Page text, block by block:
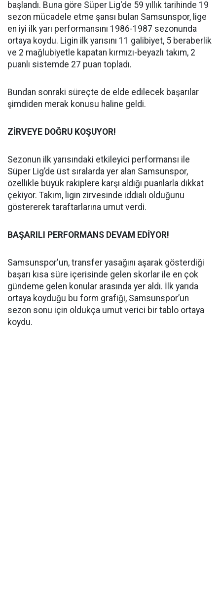
başlandı. Buna göre Süper Lig'de 59 yıllık tarihinde 19
sezon mücadele etme şansı bulan Samsunspor, lige
en iyi ilk yarı performansını 1986-1987 sezonunda
ortaya koydu. Ligin ilk yarısını 11 galibiyet, 5 beraberlik
ve 2 mağlubiyetle kapatan kırmızı-beyazlı takım, 2
puanlı sistemde 27 puan topladı.
Bundan sonraki süreçte de elde edilecek başarılar
şimdiden merak konusu haline geldi.
ZİRVEYE DOĞRU KOŞUYOR!
Sezonun ilk yarısındaki etkileyici performansı ile
Süper Lig’de üst sıralarda yer alan Samsunspor,
özellikle büyük rakiplere karşı aldığı puanlarla dikkat
çekiyor. Takım, ligin zirvesinde iddialı olduğunu
göstererek taraftarlarına umut verdi.
BAŞARILI PERFORMANS DEVAM EDİYOR!
Samsunspor'un, transfer yasağını aşarak gösterdiği
başarı kısa süre içerisinde gelen skorlar ile en çok
gündeme gelen konular arasında yer aldı. İlk yarıda
ortaya koyduğu bu form grafiği, Samsunspor’un
sezon sonu için oldukça umut verici bir tablo ortaya
koydu.